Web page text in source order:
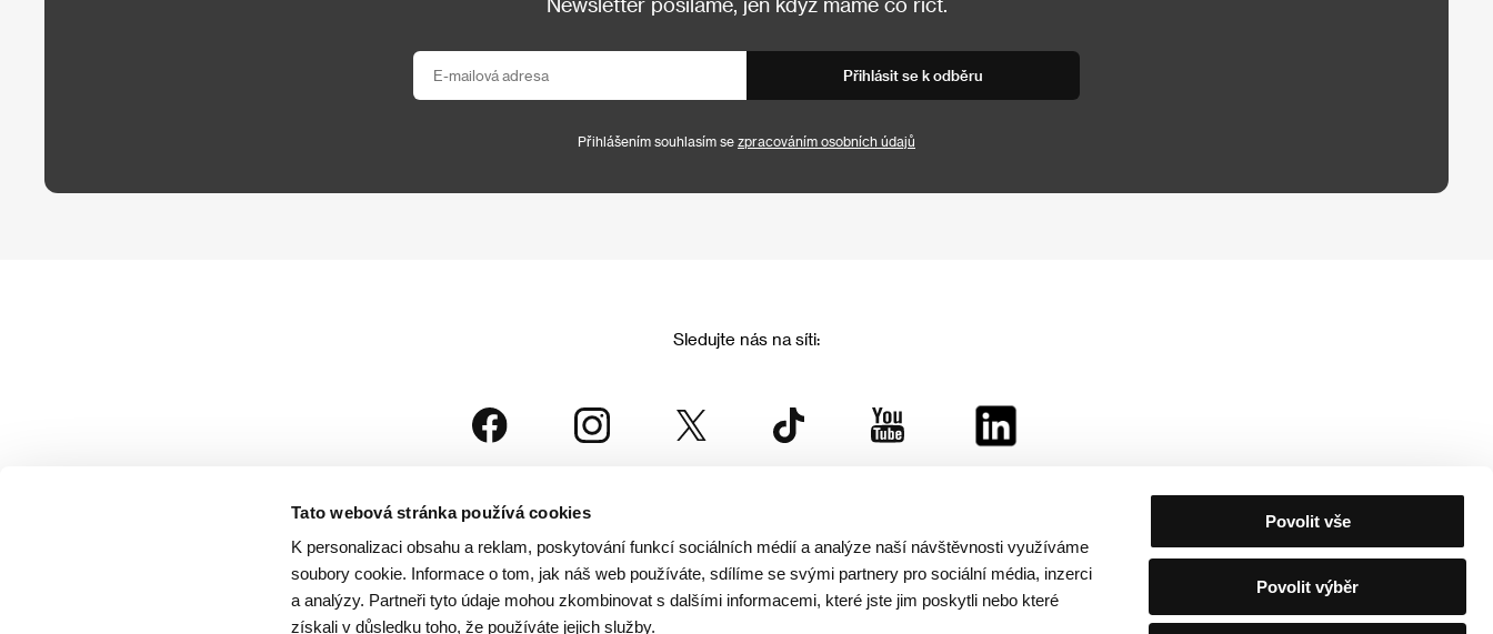
Tato webová stránka používá cookies
K personalizaci obsahu a reklam, poskytování funkcí sociálních médií a analýze naší návštěvnosti využíváme
soubory cookie. Informace o tom, jak náš web používáte, sdílíme se svými partnery pro sociální média, inzerci
a analýzy. Partneři tyto údaje mohou zkombinovat s dalšími informacemi, které jste jim poskytli nebo které
získali v důsledku toho, že používáte jejich služby.
Povolit vše
Povolit výběr
Přihlásit se k odběru
Přihlášením souhlasím se zpracováním osobních údajů
Sledujte nás na síti:
je součástí rodiny KVIFF Group, která zastřešuje i další projekty: